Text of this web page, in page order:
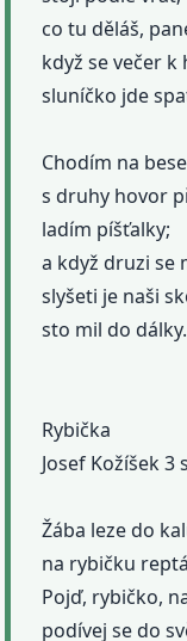
co tu děláš,
když se večer k
sluníčko jde
Chodím na
s druhy hovor
ladím píšťalky;
a když druzi se
slyšeti je naši
sto mil do dálky.
Rybička
Josef Kožíšek 3
Žába leze do
na rybičku
Pojď, rybičko,
podívej se do